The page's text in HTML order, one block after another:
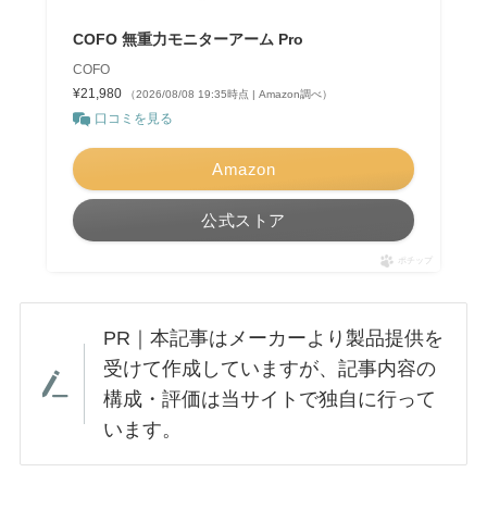
COFO 無重力モニターアーム Pro
COFO
¥21,980
（2026/08/08 19:35時点 | Amazon調べ）
口コミを見る
Amazon
公式ストア
ポチップ
PR｜本記事はメーカーより製品提供を
受けて作成していますが、記事内容の
構成・評価は当サイトで独自に行って
います。